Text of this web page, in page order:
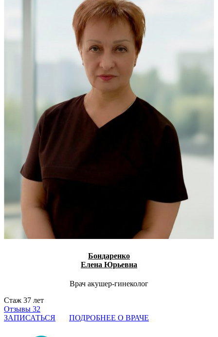
Бондаренко
Елена Юрьевна
Врач акушер-гинеколог
Стаж 37 лет
Отзывы 32
ЗАПИСАТЬСЯ
ПОДРОБНЕЕ О ВРАЧЕ